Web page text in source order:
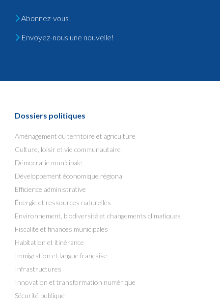
Abonnez-vous!
Envoyez-nous une nouvelle!
Dossiers politiques
Aménagement du territoire et agriculture
Culture, loisir et vie communautaire
Démocratie municipale
Développement économique régional
Efficience administrative
Énergie et ressources naturelles
Environnement, biodiversité et changements climatiques
Fiscalité et finances municipales
Habitation et itinérance
Immigration et langue française
Infrastructures
Innovation et transformation numérique
Sécurité publique